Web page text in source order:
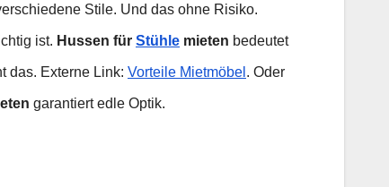
Stile. Und das ohne Risiko.
ist. Hussen für Stühle mieten bedeutet
das. Externe Link: Vorteile Mietmöbel . Oder
garantiert edle Optik.